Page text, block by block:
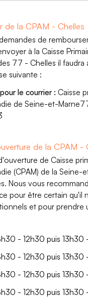
de la CPAM - Chelles
de
à la Caisse
77 - Chelles il faudra
suivante :
le courrier : Caisse
de Seine-et-
de la CPAM -
de Caisse
(CPAM) de la Seine-
Nous vous
pour être certain qu'il
et pour prendre
- 12h30 puis 13h30
- 12h30 puis 13h30
- 12h30 puis 13h30
- 12h30 puis 13h30